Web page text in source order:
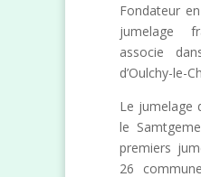
Fondateur
jumelage
associe
d’Oulchy-le-
Le jumelage
le
premiers
26